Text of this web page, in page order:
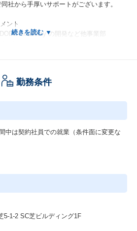
社から手厚いサポートがございます。
ント
Academy”の開発など他事業部
採択されました。
事業の拡大を行い、安心して勤務でき
いたしました。
コンサルタントが監修し、より良いキ
性の高いキャリアサポート体制となり
安心感を持っていただけるよう取り組
足】
KADODE Academy』
コース、Webデザイナーコース等
勤務条件
中は契約社員での就業（条件面に変更な
5-1-2 SC芝ビルディング1F